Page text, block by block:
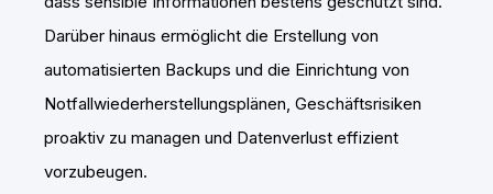
Darüber hinaus ermöglicht die Erstellung von
automatisierten Backups und die Einrichtung von
Notfallwiederherstellungsplänen, Geschäftsrisiken
proaktiv zu managen und Datenverlust effizient
vorzubeugen.